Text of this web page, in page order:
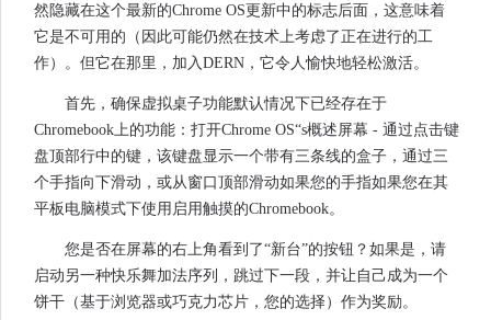
然隐藏在这个最新的Chrome OS更新中的标志后面，这意味着
它是不可用的（因此可能仍然在技术上考虑了正在进行的工
作）。但它在那里，加入DERN，它令人愉快地轻松激活。
首先，确保虚拟桌子功能默认情况下已经存在于
Chromebook上的功能：打开Chrome OS“s概述屏幕 - 通过点击键
盘顶部行中的键，该键盘显示一个带有三条线的盒子，通过三
个手指向下滑动，或从窗口顶部滑动如果您的手指如果您在其
平板电脑模式下使用启用触摸的Chromebook。
您是否在屏幕的右上角看到了“新台”的按钮？如果是，请
启动另一种快乐舞加法序列，跳过下一段，并让自己成为一个
饼干（基于浏览器或巧克力芯片，您的选择）作为奖励。